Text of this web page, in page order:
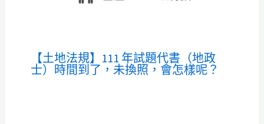
【土地法規】111 年試題代書（地政
士）時間到了，未換照，會怎樣呢？